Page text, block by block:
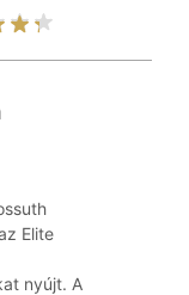
Elite
nyújt. A